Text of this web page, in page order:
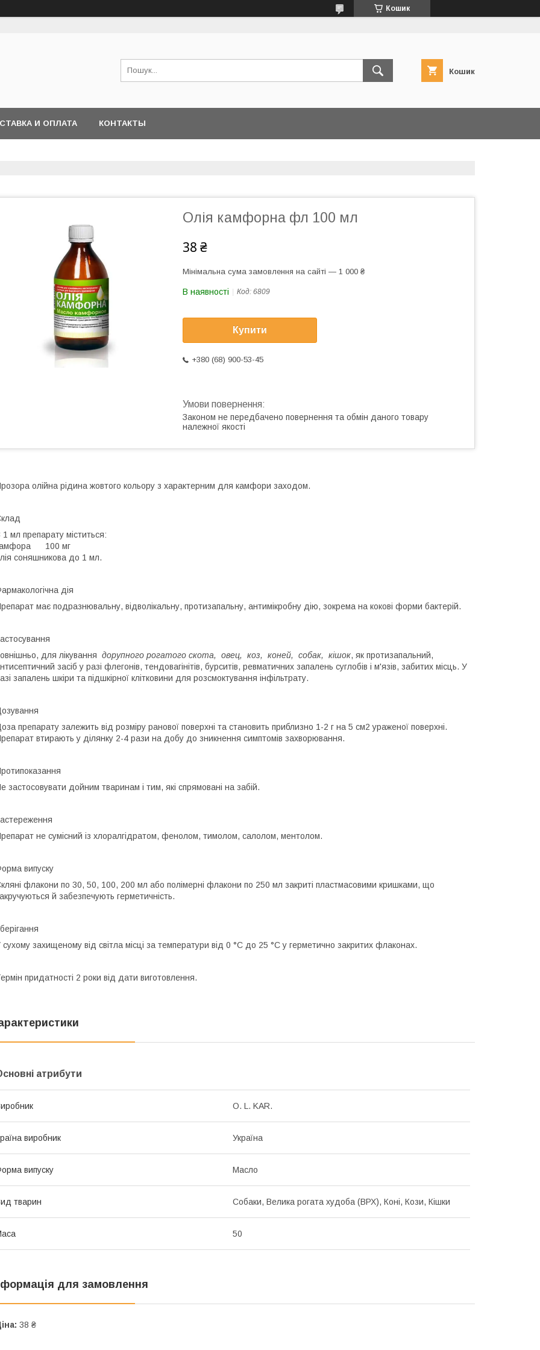
Кошик
Кошик
И ОПЛАТА КОНТАКТЫ
Олія камфорна фл 100 мл
38 ₴
Мінімальна сума замовлення на сайті — 1 000 ₴
В наявності Код: 6809
Купити
+380 (68) 900-53-45
Законом не передбачено повернення та обмін даного товару
належної якості
олійна рідина жовтого кольору з характерним для камфори заходом.
1 мл препарату міститься:
100 мг
соняшникова до 1 мл.
дія
має подразнювальну, відволікальну, протизапальну, антимікробну дію, зокрема на кокові форми бактерій.
для лікування дорупного рогатого скота, овец, коз, коней, собак, кішок, як протизапальний,
засіб у разі флегонів, тендовагінітів, бурситів, ревматичних запалень суглобів і м'язів, забитих місць. У
запалень шкіри та підшкірної клітковини для розсмоктування інфільтрату.
препарату залежить від розміру ранової поверхні та становить приблизно 1-2 г на 5 см2 ураженої поверхні.
втирають у ділянку 2-4 рази на добу до зникнення симптомів захворювання.
застосовувати дойним тваринам і тим, які спрямовані на забій.
не сумісний із хлоралгідратом, фенолом, тимолом, салолом, ментолом.
випуску
флакони по 30, 50, 100, 200 мл або полімерні флакони по 250 мл закриті пластмасовими кришками, що
й забезпечують герметичність.
сухому захищеному від світла місці за температури від 0 °C до 25 °C у герметично закритих флаконах.
придатності 2 роки від дати виготовлення.
атрибути
O. L. KAR.
виробник Україна
випуску Масло
тварин Собаки, Велика рогата худоба (ВРХ), Коні, Кози, Кішки
50
для замовлення
38 ₴